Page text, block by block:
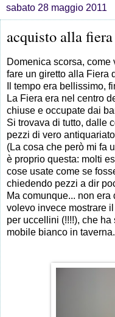
sabato 28 maggio 2011
acquisto alla
Domenica scorsa, come
fare un giretto alla Fiera
Il tempo era bellissimo,
La Fiera era nel centro
chiuse e occupate dai
Si trovava di tutto, dalle
pezzi di vero
(La cosa che però mi fa
è proprio questa: molti
cose usate come se
chiedendo pezzi a dir
Ma comunque... non
volevo invece mostrare
per uccellini (!!!!), che ha
mobile bianco in